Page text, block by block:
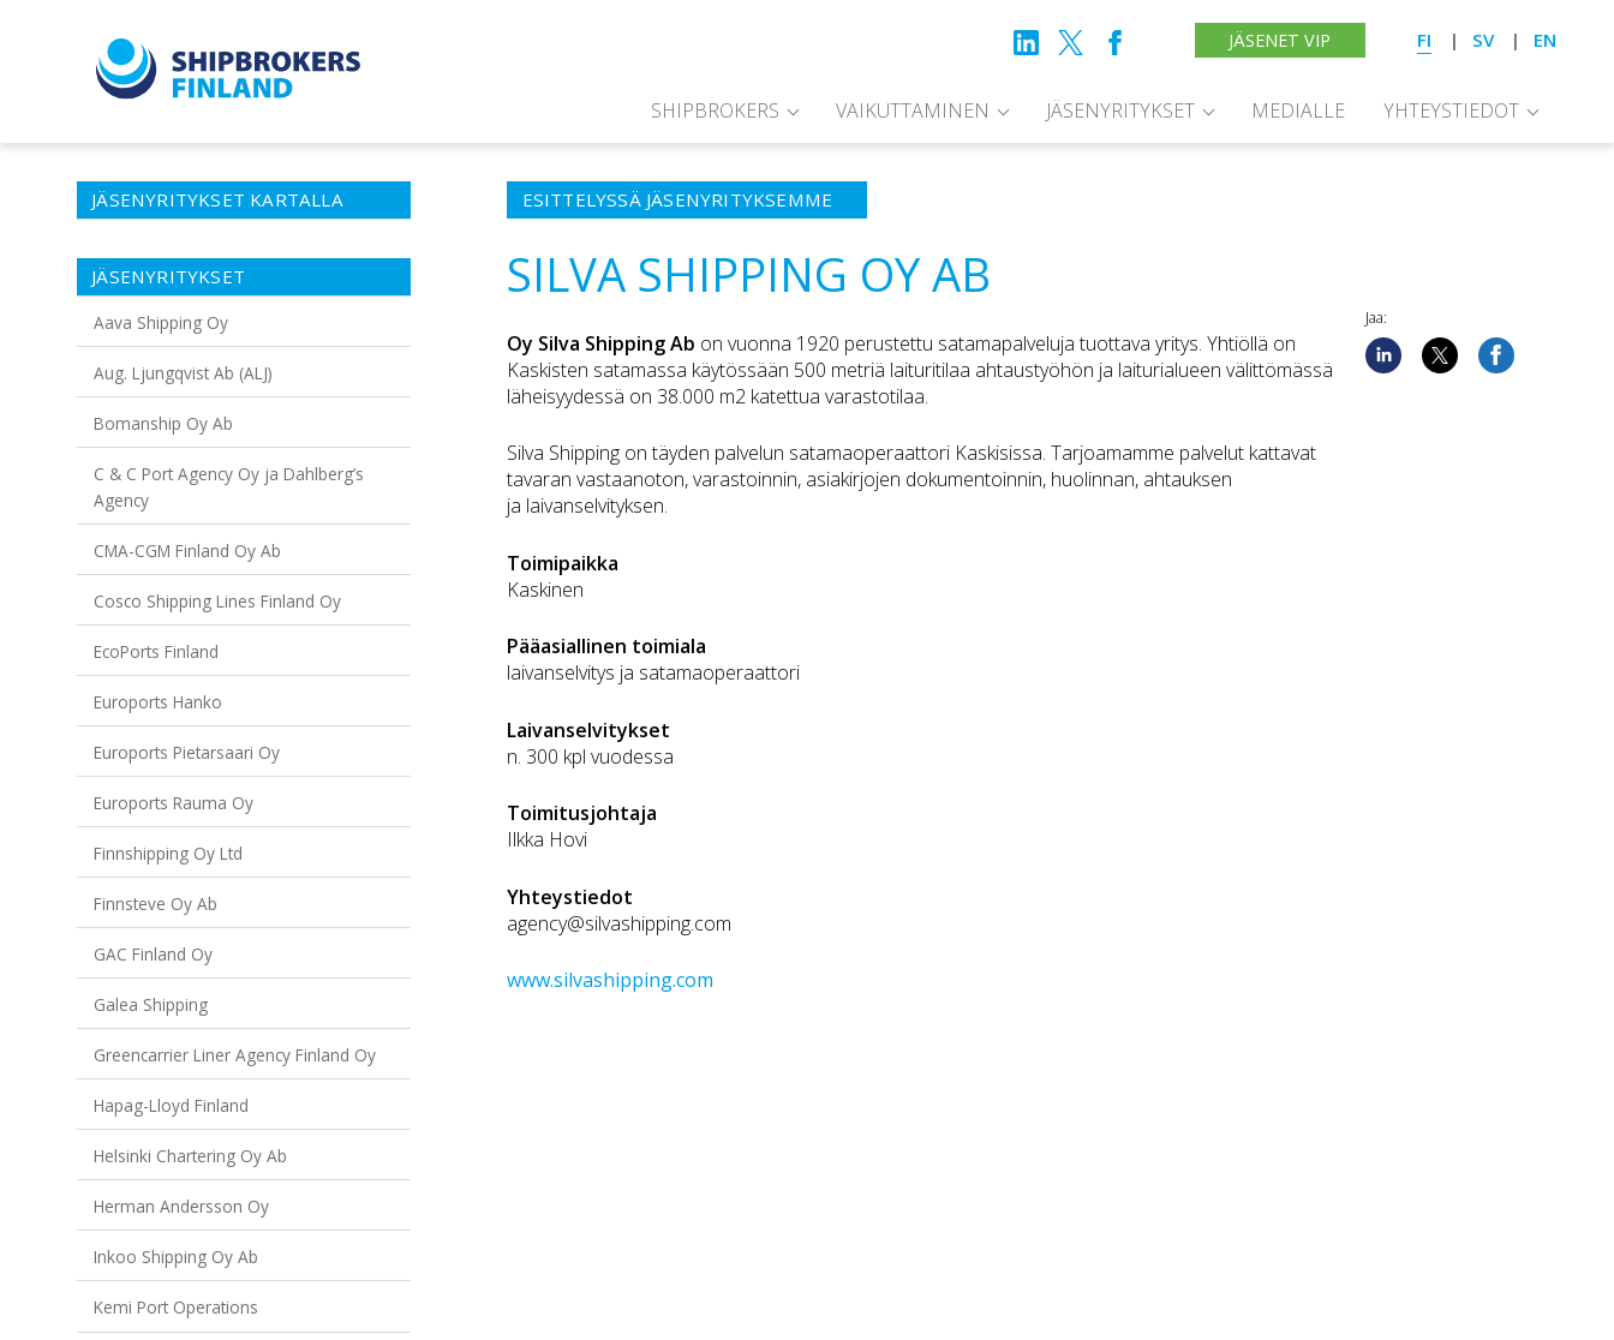
JÄSENET VIP FI SV EN
SHIPBROKERS VAIKUTTAMINEN JÄSENYRITYKSET MEDIALLE YHTEYSTIEDOT
JÄSENYRITYKSET KARTALLA
JÄSENYRITYKSET
Aava Shipping Oy
Aug. Ljungqvist Ab (ALJ)
Bomanship Oy Ab
C & C Port Agency Oy ja Dahlberg’s
Agency
CMA-CGM Finland Oy Ab
Cosco Shipping Lines Finland Oy
EcoPorts Finland
Euroports Hanko
Euroports Pietarsaari Oy
Euroports Rauma Oy
Finnshipping Oy Ltd
Finnsteve Oy Ab
GAC Finland Oy
Galea Shipping
Greencarrier Liner Agency Finland Oy
Hapag-Lloyd Finland
Helsinki Chartering Oy Ab
Herman Andersson Oy
Inkoo Shipping Oy Ab
Kemi Port Operations
ESITTELYSSÄ JÄSENYRITYKSEMME
SILVA SHIPPING OY AB
Oy Silva Shipping Ab on vuonna 1920 perustettu satamapalveluja tuottava yritys. Yhtiöllä on
Kaskisten satamassa käytössään 500 metriä laituritilaa ahtaustyöhön ja laiturialueen välittömässä
läheisyydessä on 38.000 m2 katettua varastotilaa.
Silva Shipping on täyden palvelun satamaoperaattori Kaskisissa. Tarjoamamme palvelut kattavat
tavaran vastaanoton, varastoinnin, asiakirjojen dokumentoinnin, huolinnan, ahtauksen
ja laivanselvityksen.
Toimipaikka
Kaskinen
Pääasiallinen toimiala
laivanselvitys ja satamaoperaattori
Laivanselvitykset
n. 300 kpl vuodessa
Toimitusjohtaja
Ilkka Hovi
Yhteystiedot
agency@silvashipping.com
www.silvashipping.com
Jaa: